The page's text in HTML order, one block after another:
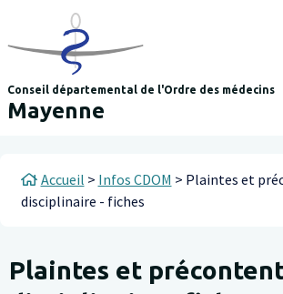
Aller au contenu principal
Conseil départemental de l'Ordre des médecins
Mayenne
Fil d'Ariane
Accueil Infos CDOM
Plaintes et
disciplinaire - fiches
Plaintes et
Panneau de gestion des cookies